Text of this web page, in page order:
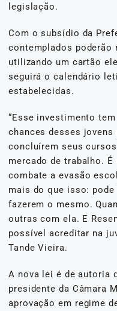
legislação.
Com o subsídio da
contemplados poderão
utilizando um cartão
seguirá o calendário
estabelecidas.
“Esse investimento
chances desses jovens
concluírem seus
mercado de trabalho.
combate a evasão
mais do que isso:
fazerem o mesmo.
outras com ela. E
possível acreditar na
Tande Vieira.
A nova lei é de autoria
presidente da Câmara
aprovação em regime